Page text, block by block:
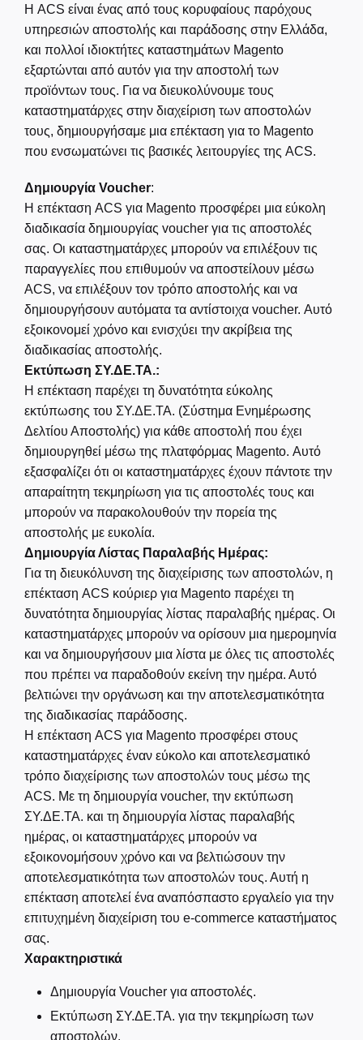
Η ACS είναι ένας από τους κορυφαίους παρόχους
υπηρεσιών αποστολής και παράδοσης στην Ελλάδα,
και πολλοί ιδιοκτήτες καταστημάτων Magento
εξαρτώνται από αυτόν για την αποστολή των
προϊόντων τους. Για να διευκολύνουμε τους
καταστηματάρχες στην διαχείριση των αποστολών
τους, δημιουργήσαμε μια επέκταση για το Magento
που ενσωματώνει τις βασικές λειτουργίες της ACS.
Δημιουργία Voucher:
Η επέκταση ACS για Magento προσφέρει μια εύκολη
διαδικασία δημιουργίας voucher για τις αποστολές
σας. Οι καταστηματάρχες μπορούν να επιλέξουν τις
παραγγελίες που επιθυμούν να αποστείλουν μέσω
ACS, να επιλέξουν τον τρόπο αποστολής και να
δημιουργήσουν αυτόματα τα αντίστοιχα voucher. Αυτό
εξοικονομεί χρόνο και ενισχύει την ακρίβεια της
διαδικασίας αποστολής.
Εκτύπωση ΣΥ.ΔΕ.ΤΑ.:
Η επέκταση παρέχει τη δυνατότητα εύκολης
εκτύπωσης του ΣΥ.ΔΕ.ΤΑ. (Σύστημα Ενημέρωσης
Δελτίου Αποστολής) για κάθε αποστολή που έχει
δημιουργηθεί μέσω της πλατφόρμας Magento. Αυτό
εξασφαλίζει ότι οι καταστηματάρχες έχουν πάντοτε την
απαραίτητη τεκμηρίωση για τις αποστολές τους και
μπορούν να παρακολουθούν την πορεία της
αποστολής με ευκολία.
Δημιουργία Λίστας Παραλαβής Ημέρας:
Για τη διευκόλυνση της διαχείρισης των αποστολών, η
επέκταση ACS κούριερ για Magento παρέχει τη
δυνατότητα δημιουργίας λίστας παραλαβής ημέρας. Οι
καταστηματάρχες μπορούν να ορίσουν μια ημερομηνία
και να δημιουργήσουν μια λίστα με όλες τις αποστολές
που πρέπει να παραδοθούν εκείνη την ημέρα. Αυτό
βελτιώνει την οργάνωση και την αποτελεσματικότητα
της διαδικασίας παράδοσης.
Η επέκταση ACS για Magento προσφέρει στους
καταστηματάρχες έναν εύκολο και αποτελεσματικό
τρόπο διαχείρισης των αποστολών τους μέσω της
ACS. Με τη δημιουργία voucher, την εκτύπωση
ΣΥ.ΔΕ.ΤΑ. και τη δημιουργία λίστας παραλαβής
ημέρας, οι καταστηματάρχες μπορούν να
εξοικονομήσουν χρόνο και να βελτιώσουν την
αποτελεσματικότητα των αποστολών τους. Αυτή η
επέκταση αποτελεί ένα αναπόσπαστο εργαλείο για την
επιτυχημένη διαχείριση του e-commerce καταστήματος
σας.
Χαρακτηριστικά
Δημιουργία Voucher για αποστολές.
Εκτύπωση ΣΥ.ΔΕ.ΤΑ. για την τεκμηρίωση των
αποστολών.